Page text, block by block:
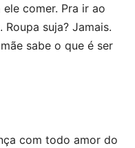
comer. Pra ir ao
Roupa suja? Jamais.
sabe o que é ser
com todo amor do